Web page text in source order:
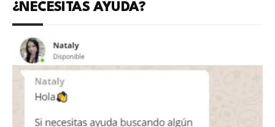
¿NECESITAS AYUDA?